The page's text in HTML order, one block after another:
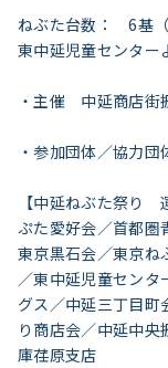
ねぶた台数： 6基（
東中延児童センター
・主催 中延商店街
・参加団体／協
【中延ねぶた祭り
ぷた愛好会／首都圏
東京黒石会／東京ね
／東中延児童センタ
グス／中延三丁目町
り商店会／中延中
庫荏原支店